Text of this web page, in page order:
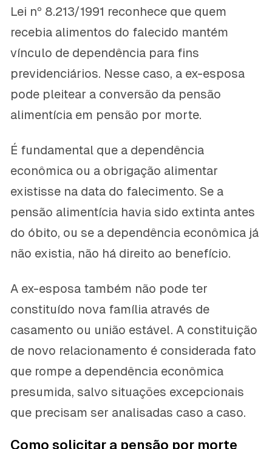
Lei nº 8.213/1991 reconhece que quem
recebia alimentos do falecido mantém
vínculo de dependência para fins
previdenciários. Nesse caso, a ex-esposa
pode pleitear a conversão da pensão
alimentícia em pensão por morte.
É fundamental que a dependência
econômica ou a obrigação alimentar
existisse na data do falecimento. Se a
pensão alimentícia havia sido extinta antes
do óbito, ou se a dependência econômica já
não existia, não há direito ao benefício.
A ex-esposa também não pode ter
constituído nova família através de
casamento ou união estável. A constituição
de novo relacionamento é considerada fato
que rompe a dependência econômica
presumida, salvo situações excepcionais
que precisam ser analisadas caso a caso.
Como solicitar a pensão por morte